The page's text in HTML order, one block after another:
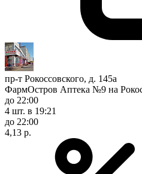
пр-т Рокоссовского, д. 145а
ФармОстров Аптека №9 на
до 22:00
4 шт. в 19:21
до 22:00
4,13 р.